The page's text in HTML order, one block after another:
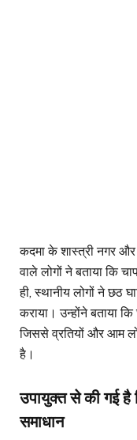
कदमा के शास्त्री नगर और
वाले लोगों ने बताया कि
ही, स्थानीय लोगों ने छठ
कराया। उन्होंने बताया
जिससे व्रतियों और आम
है।
उपायुक्त से की गई है
समाधान